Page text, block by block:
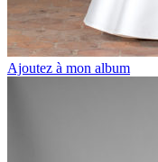
Ajoutez à mon album